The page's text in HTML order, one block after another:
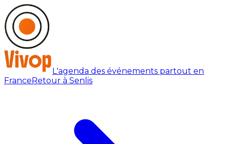
L'agenda des événements partout en
FranceRetour à Senlis